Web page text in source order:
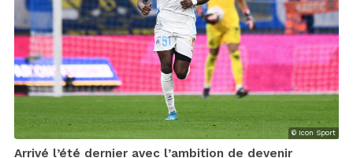
© Icon Sport
Arrivé l’été dernier avec l’ambition de devenir